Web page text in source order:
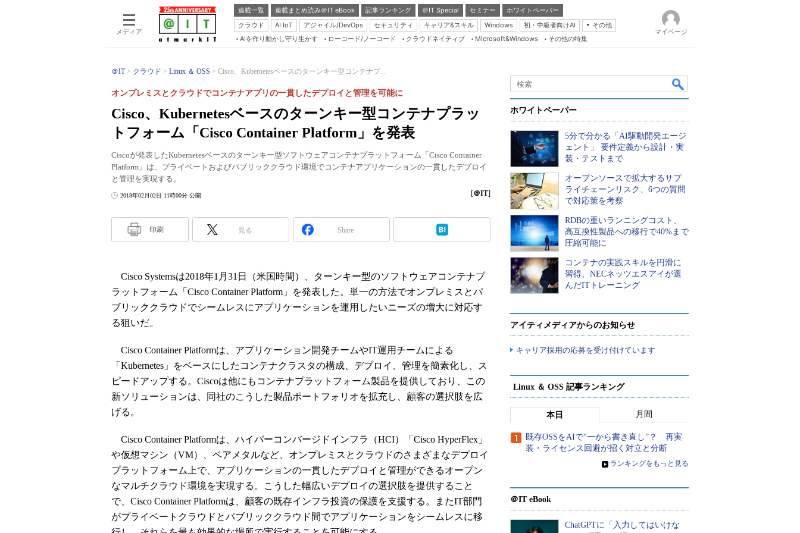
メディア
連載一覧 連載まとめ読み＠IT eBook 記事ランキング ＠IT Special セミナー
ホワイトペーパー
クラウド
AI IoT アジャイル/DevOps セキュリティ キャリア&スキル Windows 初・中級者向けAI
その他
Server & Storage
Java Agile
Database Expert
Linux ＆ OSS
Master of IP Network
Security & Trust
Test & Tools
AIを作り動かし守り生かす ローコード/ノーコード クラウドネイティブ Microsoft&Windows その他の特集
マイページ
＠IT クラウド Linux ＆ OSS Cisco、Kubernetesベースのターンキー型コンテナプ...
Cisco、Kubernetesベースのターンキー型コンテナプラッ
トフォーム「Cisco Container Platform」を発表
オンプレミスとクラウドでコンテナアプリの一貫したデプロイと管理を可能に
Ciscoが発表したKubernetesベースのターンキー型ソフトウェアコンテナプラットフォーム「Cisco Container
Platform」は、プライベートおよびパブリッククラウド環境でコンテナアプリケーションの一貫したデプロイ
と管理を実現する。
2018年02月02日 11時00分 公開 [＠IT]
印刷 見る Share
Cisco Systemsは2018年1月31日（米国時間）、ターンキー型のソフトウェアコンテナプ
ラットフォーム「Cisco Container Platform」を発表した。単一の方法でオンプレミスとパ
ブリッククラウドでシームレスにアプリケーションを運用したいニーズの増大に対応す
る狙いだ。
Cisco Container Platformは、アプリケーション開発チームやIT運用チームによる
「Kubernetes」をベースにしたコンテナクラスタの構成、デプロイ、管理を簡素化し、ス
ピードアップする。Ciscoは他にもコンテナプラットフォーム製品を提供しており、この
新ソリューションは、同社のこうした製品ポートフォリオを拡充し、顧客の選択肢を広
げる。
Cisco Container Platformは、ハイパーコンバージドインフラ（HCI）「Cisco HyperFlex」
や仮想マシン（VM）、ベアメタルなど、オンプレミスとクラウドのさまざまなデプロイ
プラットフォーム上で、アプリケーションの一貫したデプロイと管理ができるオープン
なマルチクラウド環境を実現する。こうした幅広いデプロイの選択肢を提供すること
で、Cisco Container Platformは、顧客の既存インフラ投資の保護を支援する。またIT部門
がプライベートクラウドとパブリッククラウド間でアプリケーションをシームレスに移
ホワイトペーパー
5分で分かる「AI駆動開発エージ
ェント」 要件定義から設計・実
装・テストまで
オープンソースで拡大するサプ
ライチェーンリスク、6つの質問
で対応策を考察
RDBの重いランニングコスト、
高互換性製品への移行で40%まで
圧縮可能に
コンテナの実践スキルを円滑に
習得、NECネッツエスアイが選
んだITトレーニング
アイティメディアからのお知らせ
キャリア採用の応募を受け付けています
Linux ＆ OSS 記事ランキング
本日 月間
既存OSSをAIで“一から書き直し”？ 再実
装・ライセンス回避が招く対立と分断
» ランキングをもっと見る
＠IT eBook
ChatGPTに「入力してはいけな